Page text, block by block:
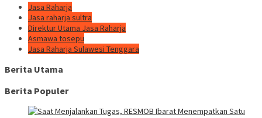
Jasa Raharja
Jasa raharja sultra
Direktur Utama Jasa Raharja
Asmawa tosepu
Jasa Raharja Sulawesi Tenggara
Berita Utama
Berita Populer